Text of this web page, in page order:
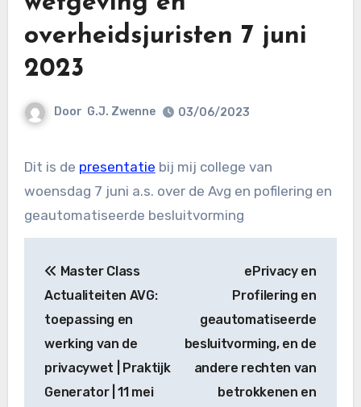
overheidsjuristen 7 juni
2023
Door G.J. Zwenne 03/06/2023
Dit is de presentatie bij mij college van
woensdag 7 juni a.s. over de Avg en pofilering en
geautomatiseerde besluitvorming
navigatie
Master Class
Actualiteiten AVG:
toepassing en
werking van de
privacywet | Praktijk
Generator | 11 mei
ePrivacy en
Profilering en
geautomatiseerde
besluitvorming, en de
andere rechten van
betrokkenen en